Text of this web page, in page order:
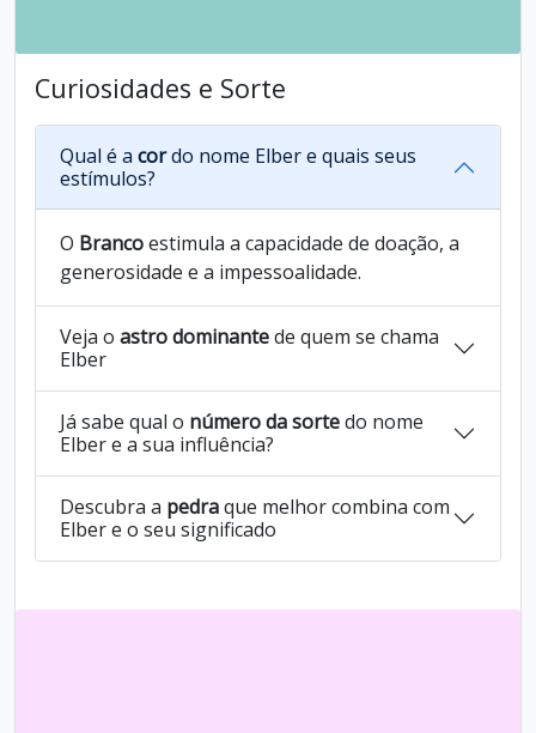
Curiosidades e Sorte
Qual é a cordo nome Elber e quais seus
estímulos?
O Brancoestimula a capacidade de doação, a
generosidade e a impessoalidade.
Veja o astro dominantede quem se chama
Elber
Já sabe qual o número da sortedo nome
Elber e a sua influência?
Descubra a pedraque melhor combina com
Elber e o seu significado